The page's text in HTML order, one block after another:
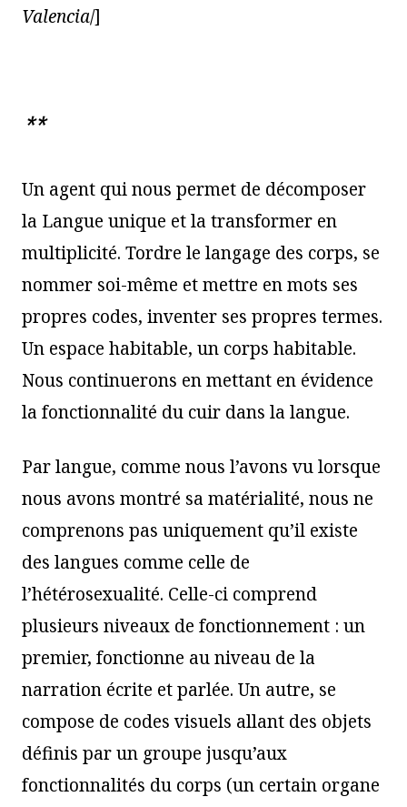
Valencia/]
**
Un agent qui nous permet de décomposer
la Langue unique et la transformer en
multiplicité. Tordre le langage des corps, se
nommer soi-même et mettre en mots ses
propres codes, inventer ses propres termes.
Un espace habitable, un corps habitable.
Nous continuerons en mettant en évidence
la fonctionnalité du cuir dans la langue.
Par langue, comme nous l’avons vu lorsque
nous avons montré sa matérialité, nous ne
comprenons pas uniquement qu’il existe
des langues comme celle de
l’hétérosexualité. Celle-ci comprend
plusieurs niveaux de fonctionnement : un
premier, fonctionne au niveau de la
narration écrite et parlée. Un autre, se
compose de codes visuels allant des objets
définis par un groupe jusqu’aux
fonctionnalités du corps (un certain organe